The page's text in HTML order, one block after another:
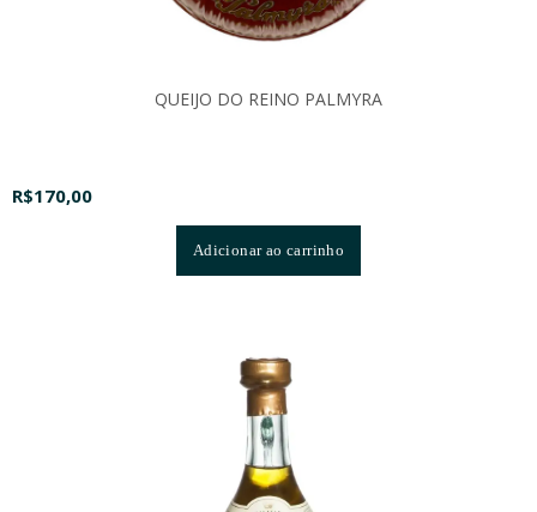
QUEIJO DO REINO PALMYRA
R$170,00
Adicionar ao carrinho